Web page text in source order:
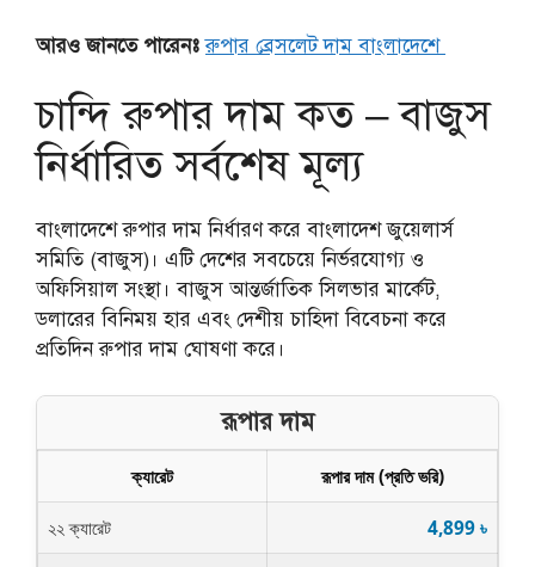
আরও জানতে পারেনঃ রুপার ব্রেসলেট দাম বাংলাদেশে
চান্দি রুপার দাম কত – বাজুস
নির্ধারিত সর্বশেষ মূল্য
বাংলাদেশে রুপার দাম নির্ধারণ করে বাংলাদেশ জুয়েলার্স
সমিতি (বাজুস)। এটি দেশের সবচেয়ে নির্ভরযোগ্য ও
অফিসিয়াল সংস্থা। বাজুস আন্তর্জাতিক সিলভার মার্কেট,
ডলারের বিনিময় হার এবং দেশীয় চাহিদা বিবেচনা করে
প্রতিদিন রুপার দাম ঘোষণা করে।
রূপার দাম
ক্যারেট রূপার দাম (প্রতি ভরি)
২২ ক্যারেট 4,899 ৳